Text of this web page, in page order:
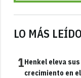
LO MÁS LEÍDO
1Henkel eleva
crecimiento en